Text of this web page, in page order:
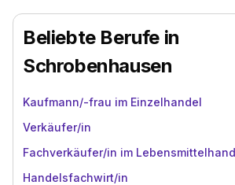
Beliebte Berufe in
Schrobenhausen
Kaufmann/-frau im Einzelhandel
Verkäufer/in
Fachverkäufer/in im
Handelsfachwirt/in